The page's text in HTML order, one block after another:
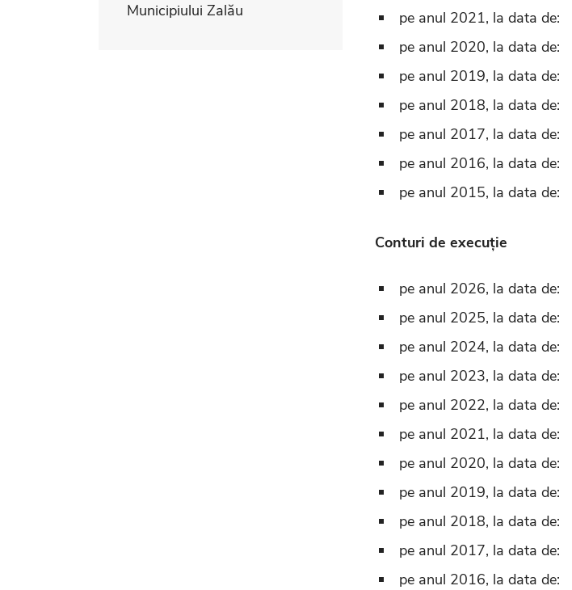
pe anul 2021, la data de:
pe anul 2020, la data de:
pe anul 2019, la data de:
pe anul 2018, la data de:
pe anul 2017, la data de:
pe anul 2016, la data de:
pe anul 2015, la data de:
Conturi de execuție
pe anul 2026, la data de:
pe anul 2025, la data de:
pe anul 2024, la data de:
pe anul 2023, la data de:
pe anul 2022, la data de:
pe anul 2021, la data de:
pe anul 2020, la data de:
pe anul 2019, la data de:
pe anul 2018, la data de:
pe anul 2017, la data de:
pe anul 2016, la data de:
Municipiului Zalău